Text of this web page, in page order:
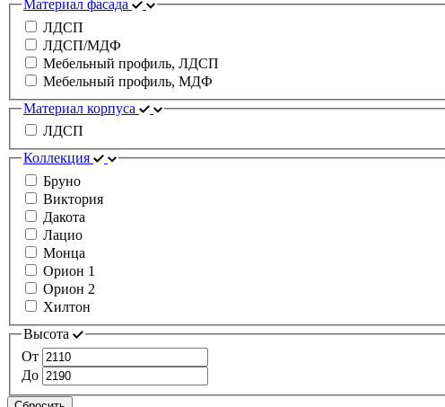
Материал фасада
ЛДСП
ЛДСП/МДФ
Мебельный профиль, ЛДСП
Мебельный профиль, МДФ
Материал корпуса
ЛДСП
Коллекция
Бруно
Виктория
Дакота
Лацио
Монца
Орион 1
Орион 2
Хилтон
Высота
От
До